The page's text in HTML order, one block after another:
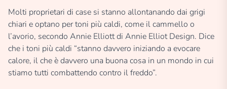
Molti proprietari di case si stanno allontanando dai grigi
chiari e optano per toni più caldi, come il cammello o
l’avorio, secondo Annie Elliott di Annie Elliot Design. Dice
che i toni più caldi “stanno davvero iniziando a evocare
calore, il che è davvero una buona cosa in un mondo in cui
stiamo tutti combattendo contro il freddo”.